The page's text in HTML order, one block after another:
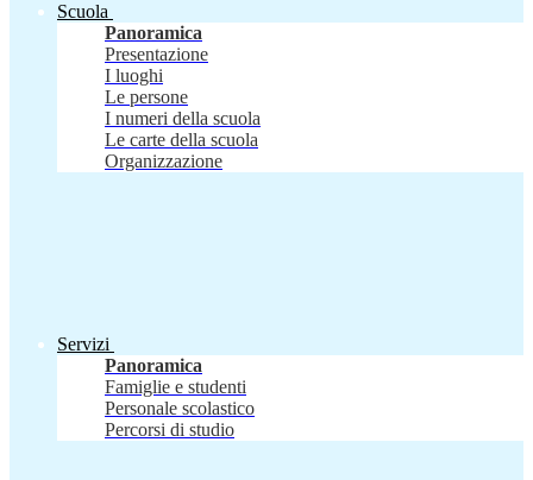
Scuola
Panoramica
Presentazione
I luoghi
Le persone
I numeri della scuola
Le carte della scuola
Organizzazione
Servizi
Panoramica
Famiglie e studenti
Personale scolastico
Percorsi di studio